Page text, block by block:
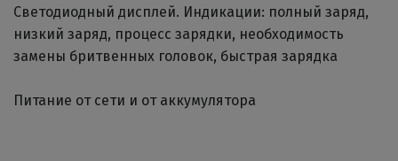
Светодиодный дисплей. Индикации: полный заряд,
низкий заряд, процесс зарядки, необходимость
замены бритвенных головок, быстрая зарядка
Питание от сети и от аккумулятора